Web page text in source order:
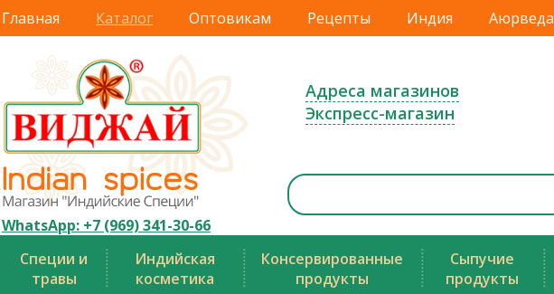
Главная Каталог Оптовикам Рецепты Индия Аюрведа
WhatsApp: +7 (969) 341-30-66
Адреса магазинов
Экспресс-магазин
Специи и
травы
Индийская
косметика
Консервированные
продукты
Сыпучие
продукты